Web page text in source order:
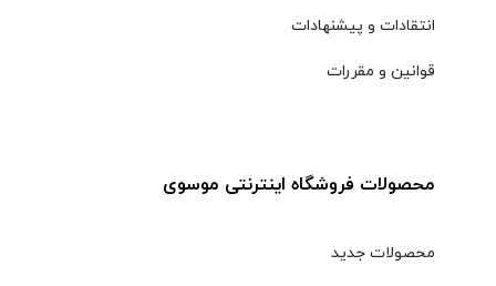
انتقادات و پیشنهادات
قوانین و مقررات
محصولات فروشگاه اینترنتی موسوی
محصولات جدید